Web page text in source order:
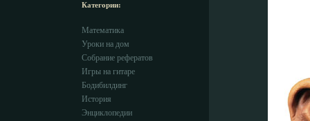
Категории:
Математика
Уроки на дом
Собрание рефератов
Игры на гитаре
Бодибилдинг
История
Энциклопедии